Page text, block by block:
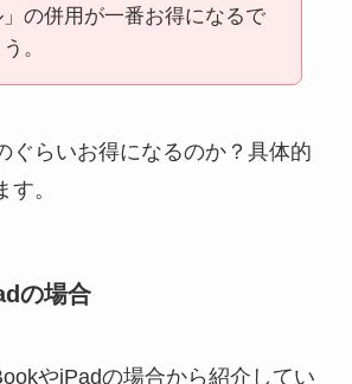
」の併用が一番お得になるで
。
ぐらいお得になるのか？具体的
。
の場合
やiPadの場合から紹介してい